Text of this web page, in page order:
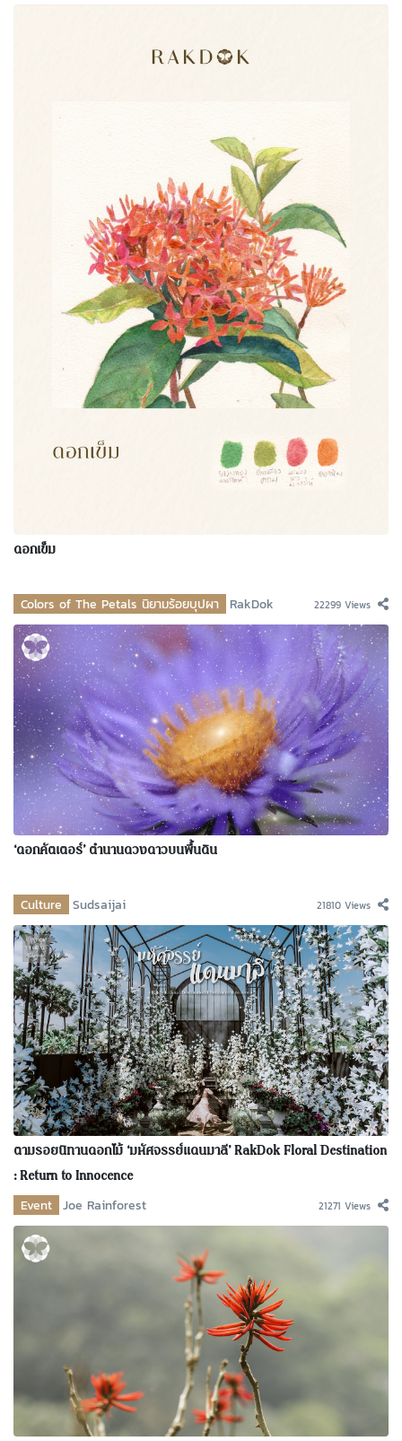
ดอกเข็ม
Colors of The Petals นิยามร้อยบุปผา RakDok 22299 Views
‘ดอกคัตเตอร์’ ตำนานดวงดาวบนพื้นดิน
Culture Sudsaijai 21810 Views
ตามรอยนิทานดอกไม้ ‘มหัศจรรย์แดนมาลี’ RakDok Floral Destination
: Return to Innocence
Event Joe Rainforest 21271 Views